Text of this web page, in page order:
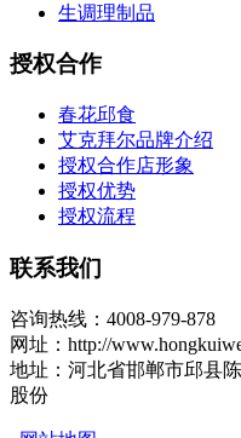
生调理制品
授权合作
春花邱食
艾克拜尔品牌介绍
授权合作店形象
授权优势
授权流程
联系我们
咨询热线：4008-979-878
网址：http://
地址：河北省邯郸市邱县
股份